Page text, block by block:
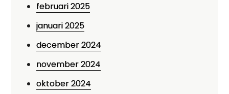
februari 2025
januari 2025
december 2024
november 2024
oktober 2024